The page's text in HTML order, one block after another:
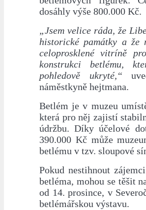
dosáhly výše 800.000 Kč.
„Jsem velice ráda, že
historické památky a že
celoprosklené vitríně
konstrukci betlému,
pohledově ukryté,“
náměstkyně hejtmana.
Betlém je v muzeu
která pro něj zajistí
údržbu. Díky účelové
390.000 Kč může
betlému v tzv. sloupové
Pokud nestihnout
betléma, mohou se těšit
od 14. prosince, v
betlémářskou výstavu.